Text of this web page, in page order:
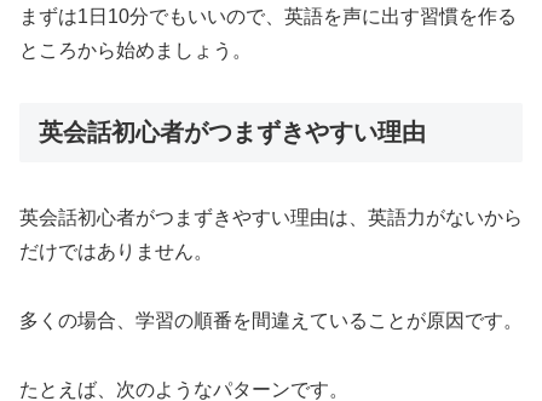
まずは1日10分でもいいので、英語を声に出す習慣を作る
ところから始めましょう。
英会話初心者がつまずきやすい理由
英会話初心者がつまずきやすい理由は、英語力がないから
だけではありません。
多くの場合、学習の順番を間違えていることが原因です。
たとえば、次のようなパターンです。